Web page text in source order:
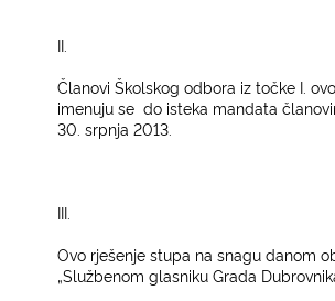
II.­
Članovi Školskog odbora iz točke I.
imenuju se do isteka mandata
30. srpnja 2013.­
III.­
Ovo rješenje stupa na snagu danom
„Službenom glasniku Grada